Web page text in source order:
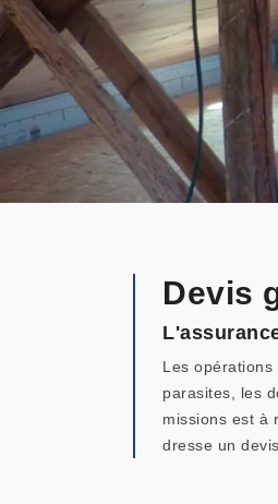
Devis
Les
parasites, les
missions est à
dresse un